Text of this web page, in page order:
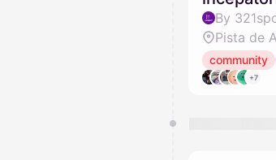
By
Pista de
community
+7